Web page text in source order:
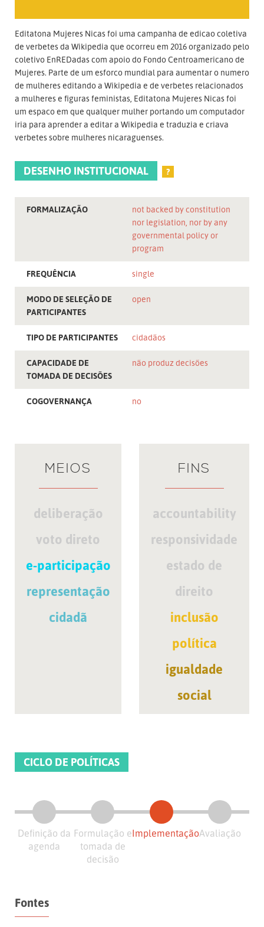
Editatona Mujeres Nicas foi uma campanha de edicao coletiva
de verbetes da Wikipedia que ocorreu em 2016 organizado pelo
coletivo EnREDadas com apoio do Fondo Centroamericano de
Mujeres. Parte de um esforco mundial para aumentar o numero
de mulheres editando a Wikipedia e de verbetes relacionados
a mulheres e figuras feministas, Editatona Mujeres Nicas foi
um espaco em que qualquer mulher portando um computador
iria para aprender a editar a Wikipedia e traduzia e criava
verbetes sobre mulheres nicaraguenses.
DESENHO INSTITUCIONAL ?
FORMALIZAÇÃO
not backed by constitution
nor legislation, nor by any
governmental policy or
program
FREQUÊNCIA single
MODO DE SELEÇÃO DE
PARTICIPANTES
open
TIPO DE PARTICIPANTES cidadãos
CAPACIDADE DE
TOMADA DE DECISÕES
não produz decisões
COGOVERNANÇA no
MEIOS
deliberação
voto direto
e-participação
representação
cidadã
FINS
accountability
responsividade
estado de
direito
inclusão
política
igualdade
social
CICLO DE POLÍTICAS
Definição da
agenda
Formulação e
tomada de
decisão
ImplementaçãoAvaliação
Fontes